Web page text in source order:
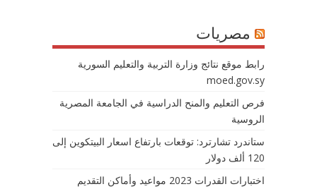
مصريات
رابط موقع نتائج وزارة التربية والتعليم السورية
moed.gov.sy
فرص التعليم والمنح الدراسية في الجامعة المصرية
الروسية
ستاندرد تشارترد: توقعات بارتفاع اسعار البيتكوين إلى
120 ألف دولار
اختبارات القدرات 2023 مواعيد وأماكن التقديم